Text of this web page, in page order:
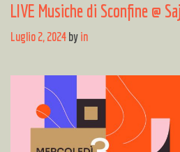
LIVE Musiche di Sconfine @
Luglio 2, 2024byin